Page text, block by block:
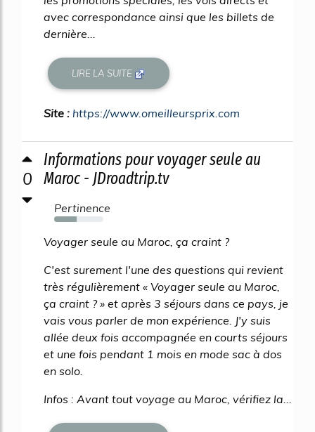
avec correspondance ainsi que les billets de
dernière...
LIRE LA SUITE
Site : https://www.omeilleursprix.com
0
Informations pour voyager seule au
Maroc - JDroadtrip.tv
Pertinence
45%
Voyager seule au Maroc, ça craint ?
C'est surement l'une des questions qui revient
très régulièrement « Voyager seule au Maroc,
ça craint ? » et après 3 séjours dans ce pays, je
vais vous parler de mon expérience. J'y suis
allée deux fois accompagnée en courts séjours
et une fois pendant 1 mois en mode sac à dos
en solo.
Infos : Avant tout voyage au Maroc, vérifiez la...